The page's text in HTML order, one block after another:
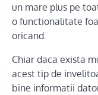
un mare plus pe
o functionalitate
oricand.
Chiar daca exista
acest tip de
bine informatii